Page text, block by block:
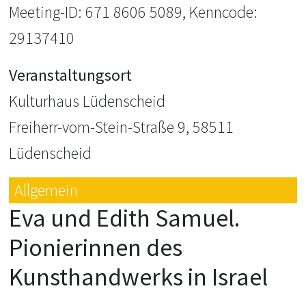
Meeting-ID: 671 8606 5089, Kenncode:
29137410
Veranstaltungsort
Kulturhaus Lüdenscheid
Freiherr-vom-Stein-Straße 9, 58511
Lüdenscheid
Allgemein
Eva und Edith Samuel.
Pionierinnen des
Kunsthandwerks in Israel